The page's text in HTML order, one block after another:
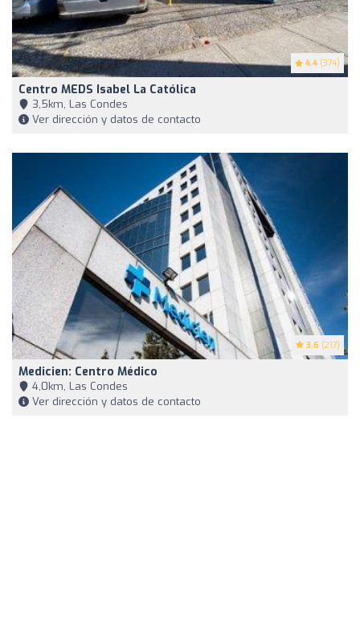
4.4 (374)
Centro MEDS Isabel La Católica
3,5km, Las Condes
Ver dirección y datos de contacto
3.6 (217)
Medicien: Centro Médico
4,0km, Las Condes
Ver dirección y datos de contacto